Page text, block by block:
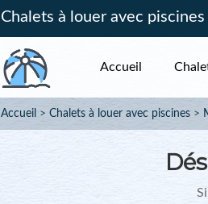
Chalets à louer avec piscines
Accueil
Accueil Chalets à louer avec piscines